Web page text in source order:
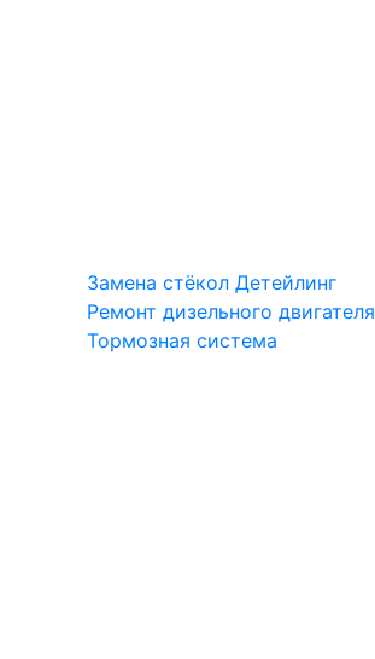
Замена стёкол Детейлинг
Ремонт дизельного двигателя
Тормозная система